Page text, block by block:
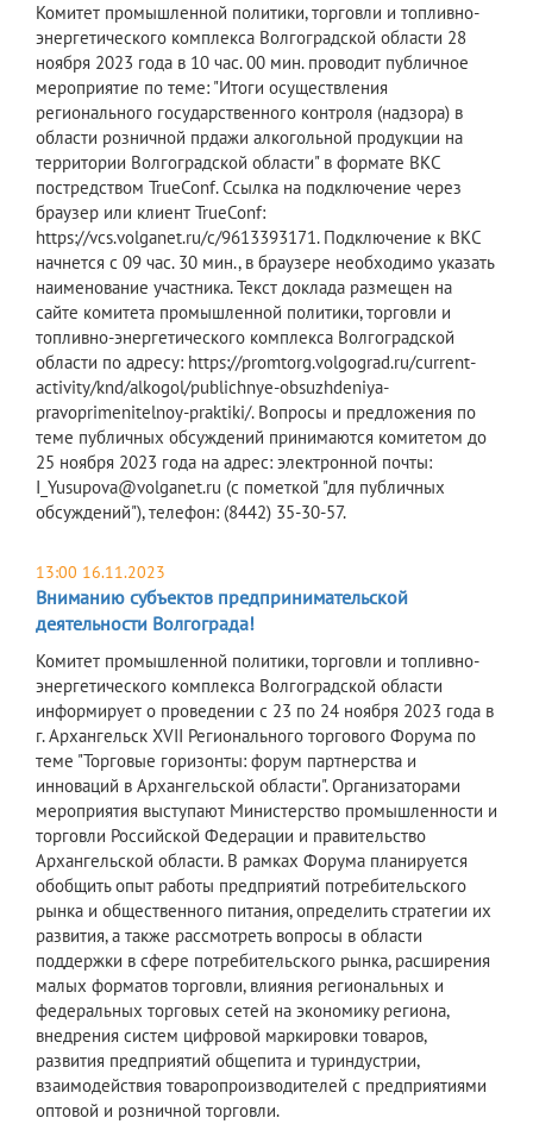
Комитет промышленной политики, торговли и топливно-
энергетического комплекса Волгоградской области 28
ноября 2023 года в 10 час. 00 мин. проводит публичное
мероприятие по теме: "Итоги осуществления
регионального государственного контроля (надзора) в
области розничной прдажи алкогольной продукции на
территории Волгоградской области" в формате ВКС
постредством TrueConf. Ссылка на подключение через
браузер или клиент TrueConf:
https://vcs.volganet.ru/c/9613393171. Подключение к ВКС
начнется с 09 час. 30 мин., в браузере необходимо указать
наименование участника. Текст доклада размещен на
сайте комитета промышленной политики, торговли и
топливно-энергетического комплекса Волгоградской
области по адресу: https://promtorg.volgograd.ru/current-
activity/knd/alkogol/publichnye-obsuzhdeniya-
pravoprimenitelnoy-praktiki/. Вопросы и предложения по
теме публичных обсуждений принимаются комитетом до
25 ноября 2023 года на адрес: электронной почты:
I_Yusupova@volganet.ru (с пометкой "для публичных
обсуждений"), телефон: (8442) 35-30-57.
13:00 16.11.2023
Вниманию субъектов предпринимательской
деятельности Волгограда!
Комитет промышленной политики, торговли и топливно-
энергетического комплекса Волгоградской области
информирует о проведении с 23 по 24 ноября 2023 года в
г. Архангельск XVII Регионального торгового Форума по
теме "Торговые горизонты: форум партнерства и
инноваций в Архангельской области". Организаторами
мероприятия выступают Министерство промышленности и
торговли Российской Федерации и правительство
Архангельской области. В рамках Форума планируется
обобщить опыт работы предприятий потребительского
рынка и общественного питания, определить стратегии их
развития, а также рассмотреть вопросы в области
поддержки в сфере потребительского рынка, расширения
малых форматов торговли, влияния региональных и
федеральных торговых сетей на экономику региона,
внедрения систем цифровой маркировки товаров,
развития предприятий общепита и туриндустрии,
взаимодействия товаропроизводителей с предприятиями
оптовой и розничной торговли.